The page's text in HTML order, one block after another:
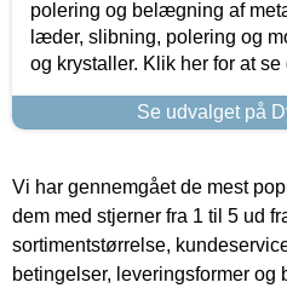
polering og belægning af
læder, slibning, polering og
og krystaller. Klik her for at
Se udvalget på
Vi har gennemgået de mest
dem med stjerner fra 1 til 5 ud
sortimentstørrelse,
betingelser, leveringsformer og